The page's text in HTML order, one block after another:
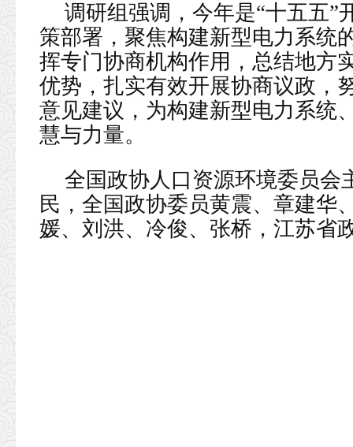
调研组强调，今年是“十五五”
策部署，聚焦构建新型电力系统
挥专门协商机构作用，总结地方
优势，扎实有效开展协商议政，
意见建议，为构建新型电力系统
慧与力量。
全国政协人口资源环境委员会
民，全国政协委员黄震、章建华
媛、刘洪、冷俊、张桥，江苏省